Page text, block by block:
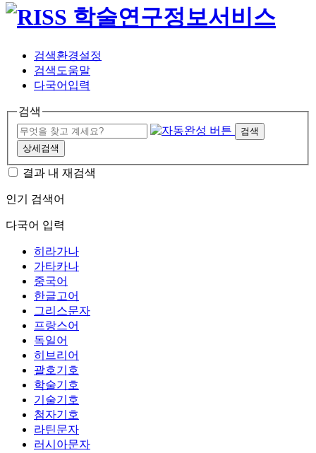
검색환경설정
검색도움말
다국어입력
검색
검색
상세검색
결과 내 재검색
인기 검색어
다국어 입력
히라가나
가타카나
중국어
한글고어
그리스문자
프랑스어
독일어
히브리어
괄호기호
학술기호
기술기호
첨자기호
라틴문자
러시아문자